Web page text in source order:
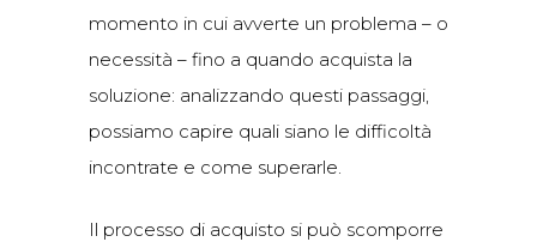
momento in cui avverte un problema – o
necessità – fino a quando acquista la
soluzione: analizzando questi passaggi,
possiamo capire quali siano le difficoltà
incontrate e come superarle.
Il processo di acquisto si può scomporre